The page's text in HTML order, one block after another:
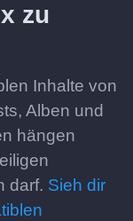
zu
Inhalte von
Alben und
hängen
darf. Sieh dir